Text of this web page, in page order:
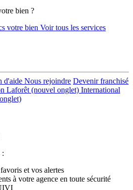
bien ?
votre bien Voir tous les services
d'aide Nous rejoindre Devenir franchisé
Laforêt (nouvel onglet) International
:
et vos alertes
à votre agence en toute sécurité